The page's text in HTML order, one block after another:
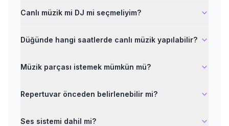
Canlı müzik mi DJ mi seçmeliyim?
Düğünde hangi saatlerde canlı müzik yapılabilir?
Müzik parçası istemek mümkün mü?
Repertuvar önceden belirlenebilir mi?
Ses sistemi dahil mi?